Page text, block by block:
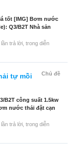
tốt [IMG] Bơm nước
Q3/B2T Nhà sản
lần trả lời, trong diễn
Chủ đề
tự mồi
B2T công suất 1.5kw
nước thải đặt cạn
lần trả lời, trong diễn